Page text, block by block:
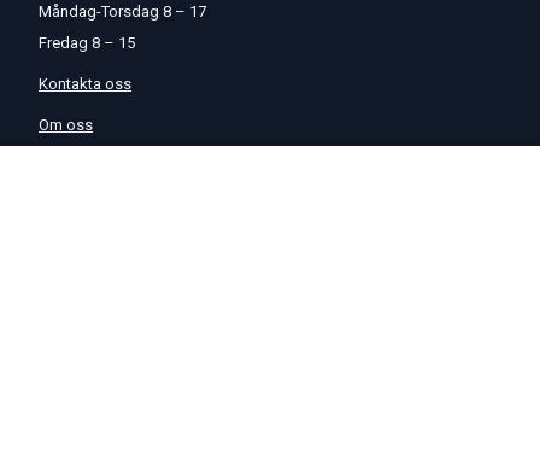
Måndag-Torsdag 8 – 17
Fredag 8 – 15
Kontakta oss
Om oss